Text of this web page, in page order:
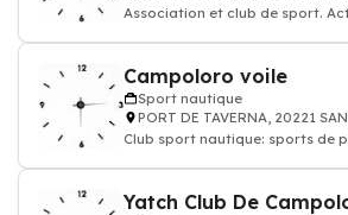
Association et club de sport.
Campoloro voile
Sport nautique
PORT DE TAVERNA, 20221
Club sport nautique: sports de
Yatch Club De